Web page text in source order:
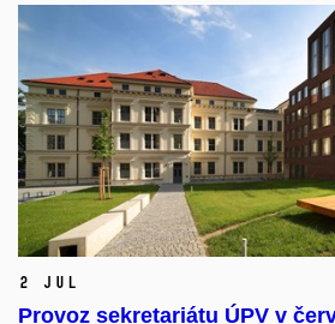
2 Jul
Provoz sekretariátu ÚPV v